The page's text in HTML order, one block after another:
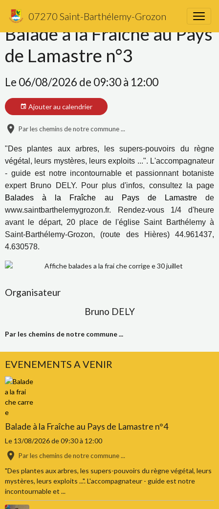
07270 Saint-Barthélemy-Grozon
Balade à la Fraîche au Pays
de Lamastre n°3
Le 06/08/2026 de 09:30à 12:00
Ajouter au calendrier
Par les chemins de notre commune ...
"Des plantes aux arbres, les supers-pouvoirs du règne
végétal, leurs mystères, leurs exploits ...". L'accompagnateur
- guide est notre incontournable et passionnant botaniste
expert Bruno DELY. Pour plus d'infos, consultez la page
Balades à la Fraîche au Pays de Lamastrede
www.saintbarthelemygrozon.fr.
Rendez-vous 1/4 d'heure
avant le départ, 20 place de l'église Saint Barthélemy à
Saint-Barthélemy-Grozon, (route des Hières) 44.961437,
4.630578.
Organisateur
Bruno DELY
Par les chemins de notre commune ...
EVENEMENTS A VENIR
Balade à la Fraîche au Pays de Lamastre n°4
Le 13/08/2026de 09:30à 12:00
Par les chemins de notre commune ...
"Des plantes aux arbres, les supers-pouvoirs du règne végétal, leurs
mystères, leurs exploits ...". L'accompagnateur - guide est notre
incontournable et ...